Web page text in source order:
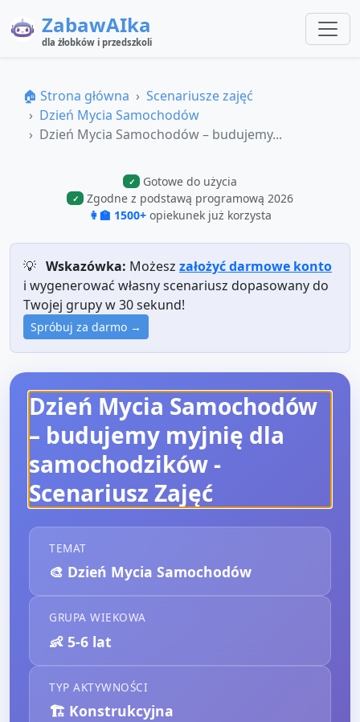
ZabawAIka
dla żłobków i przedszkoli
🏠 Strona główna
Scenariusze zajęć
Dzień Mycia Samochodów
Dzień Mycia Samochodów – budujemy...
✓ Gotowe do użycia
✓
Zgodne z podstawą programową 2026
👩‍🏫 1500+ opiekunek już korzysta
💡 Wskazówka: Możesz założyć darmowe konto
i wygenerować własny scenariusz dopasowany do
Twojej grupy w 30 sekund!
Spróbuj za darmo →
Dzień Mycia Samochodów
– budujemy myjnię dla
samochodzików-
Scenariusz Zajęć
TEMAT
🎨 Dzień Mycia Samochodów
GRUPA WIEKOWA
👶 5-6 lat
TYP AKTYWNOŚCI
🏗️ Konstrukcyjna